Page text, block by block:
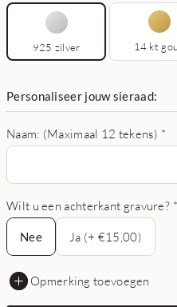
925 zilver 14 kt
Personaliseer jouw sieraad:
Naam: (Maximaal 12 tekens) *
Wilt u een achterkant gravure? *
Nee
Nee
Ja (+ €15,00)
Opmerking toevoegen